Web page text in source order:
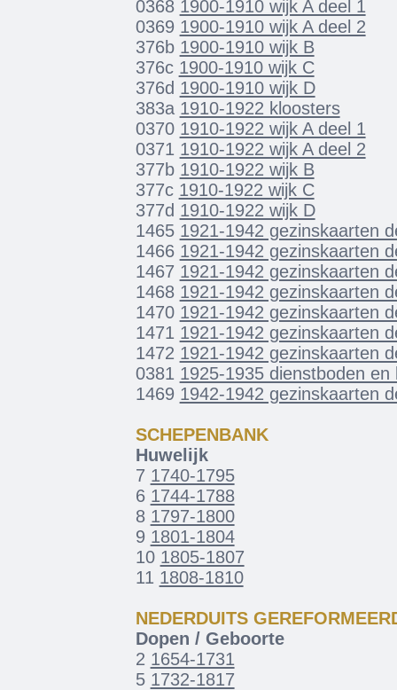
0368 1900-1910 wijk A deel 1
0369 1900-1910 wijk A deel 2
376b 1900-1910 wijk B
376c 1900-1910 wijk C
376d 1900-1910 wijk D
383a 1910-1922 kloosters
0370 1910-1922 wijk A deel 1
0371 1910-1922 wijk A deel 2
377b 1910-1922 wijk B
377c 1910-1922 wijk C
377d 1910-1922 wijk D
1465 1921-1942 gezinskaarten
1466 1921-1942 gezinskaarten
1467 1921-1942 gezinskaarten
1468 1921-1942 gezinskaarten
1470 1921-1942 gezinskaarten
1471 1921-1942 gezinskaarten
1472 1921-1942 gezinskaarten
0381 1925-1935 dienstboden en
1469 1942-1942 gezinskaarten
SCHEPENBANK
Huwelijk
7 1740-1795
6 1744-1788
8 1797-1800
9 1801-1804
10 1805-1807
11 1808-1810
NEDERDUITS
Dopen / Geboorte
2 1654-1731
5 1732-1817